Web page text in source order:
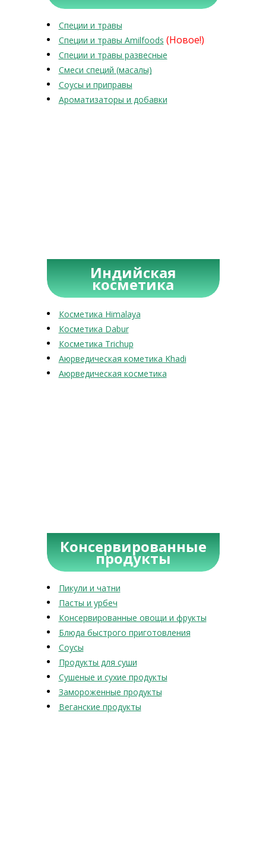
Специи и травы
Специи и травы Amilfoods (Новое!)
Специи и травы развесные
Смеси специй (масалы)
Соусы и приправы
Ароматизаторы и добавки
Индийская
косметика
Косметика Himalaya
Косметика Dabur
Косметика Trichup
Аюрведическая кометика Khadi
Аюрведическая косметика
Консервированные
продукты
Пикули и чатни
Пасты и урбеч
Консервированные овощи и фрукты
Блюда быстрого приготовления
Соусы
Продукты для суши
Сушеные и сухие продукты
Замороженные продукты
Веганские продукты